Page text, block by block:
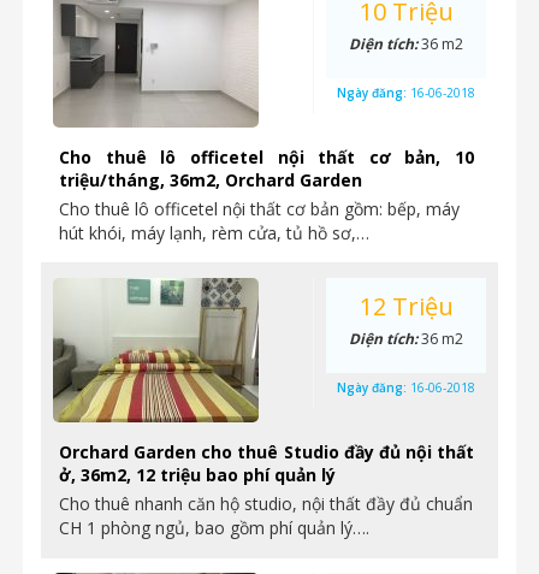
Cho thuê lô officetel nội thất cơ bản, 10
triệu/tháng, 36m2, Orchard Garden
Cho thuê lô officetel nội thất cơ bản gồm: bếp, máy
hút khói, máy lạnh, rèm cửa, tủ hồ sơ,…
10 Triệu
Diện tích:36 m2
Ngày đăng: 16-06-2018
Orchard Garden cho thuê Studio đầy đủ nội thất
ở, 36m2, 12 triệu bao phí quản lý
Cho thuê nhanh căn hộ studio, nội thất đầy đủ chuẩn
CH 1 phòng ngủ, bao gồm phí quản lý….
12 Triệu
Diện tích:36 m2
Ngày đăng: 16-06-2018